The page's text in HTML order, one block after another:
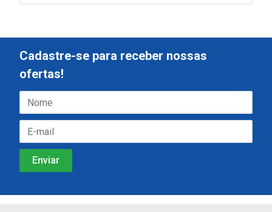
Cadastre-se para receber nossas
ofertas!